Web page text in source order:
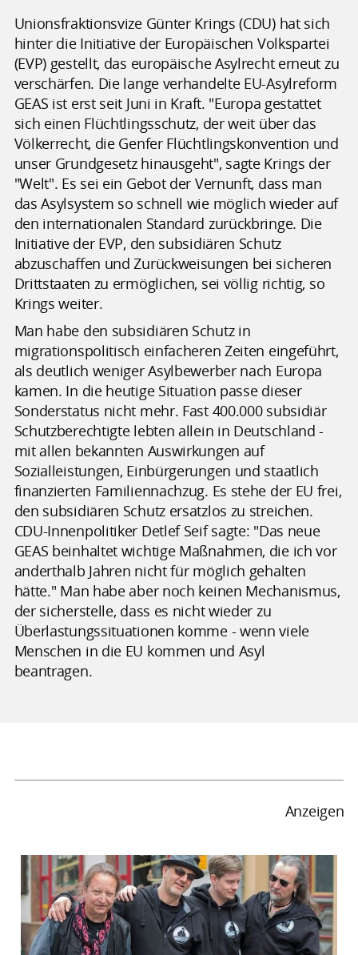
Unionsfraktionsvize Günter Krings (CDU) hat sich
hinter die Initiative der Europäischen Volkspartei
(EVP) gestellt, das europäische Asylrecht erneut zu
verschärfen. Die lange verhandelte EU-Asylreform
GEAS ist erst seit Juni in Kraft. "Europa gestattet
sich einen Flüchtlingsschutz, der weit über das
Völkerrecht, die Genfer Flüchtlingskonvention und
unser Grundgesetz hinausgeht", sagte Krings der
"Welt". Es sei ein Gebot der Vernunft, dass man
das Asylsystem so schnell wie möglich wieder auf
den internationalen Standard zurückbringe. Die
Initiative der EVP, den subsidiären Schutz
abzuschaffen und Zurückweisungen bei sicheren
Drittstaaten zu ermöglichen, sei völlig richtig, so
Krings weiter.
Man habe den subsidiären Schutz in
migrationspolitisch einfacheren Zeiten eingeführt,
als deutlich weniger Asylbewerber nach Europa
kamen. In die heutige Situation passe dieser
Sonderstatus nicht mehr. Fast 400.000 subsidiär
Schutzberechtigte lebten allein in Deutschland -
mit allen bekannten Auswirkungen auf
Sozialleistungen, Einbürgerungen und staatlich
finanzierten Familiennachzug. Es stehe der EU frei,
den subsidiären Schutz ersatzlos zu streichen.
CDU-Innenpolitiker Detlef Seif sagte: "Das neue
GEAS beinhaltet wichtige Maßnahmen, die ich vor
anderthalb Jahren nicht für möglich gehalten
hätte." Man habe aber noch keinen Mechanismus,
der sicherstelle, dass es nicht wieder zu
Überlastungssituationen komme - wenn viele
Menschen in die EU kommen und Asyl
beantragen.
Anzeigen